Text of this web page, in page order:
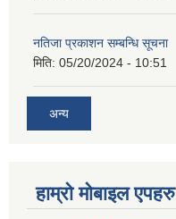
नतिजा प्रकाशन सम्बन्धि सूचना
मिति: 05/20/2024 - 10:51
अन्य
हाम्राे माेबाइल एपहरु